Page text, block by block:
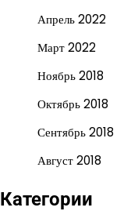
Апрель 2022
Март 2022
Ноябрь 2018
Октябрь 2018
Сентябрь 2018
Август 2018
Категории